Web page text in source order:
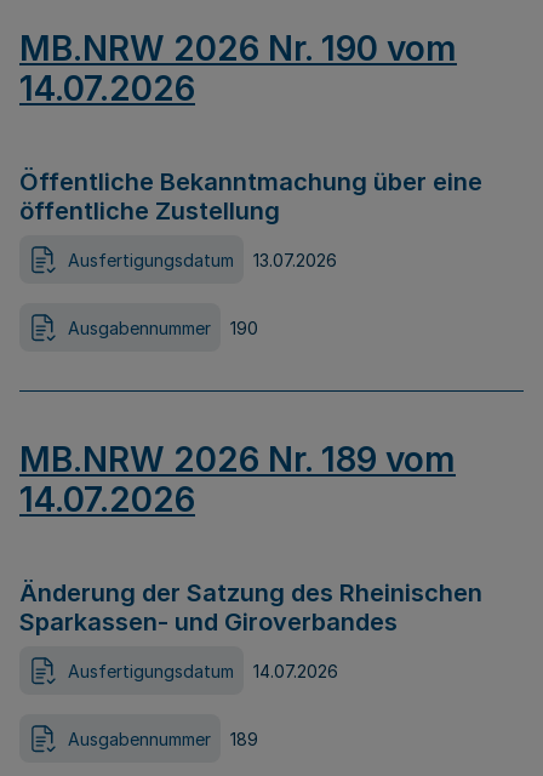
MB.NRW 2026 Nr. 190 vom
14.07.2026
Öffentliche Bekanntmachung über eine
öffentliche Zustellung
Ausfertigungsdatum 13.07.2026
Ausgabennummer 190
MB.NRW 2026 Nr. 189 vom
14.07.2026
Änderung der Satzung des Rheinischen
Sparkassen- und Giroverbandes
Ausfertigungsdatum 14.07.2026
Ausgabennummer 189